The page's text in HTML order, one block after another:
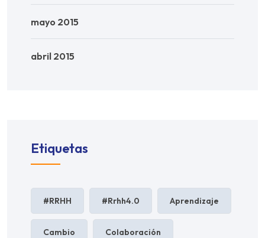
mayo 2015
abril 2015
Etiquetas
#RRHH #rrhh4.0 Aprendizaje
Cambio Colaboración